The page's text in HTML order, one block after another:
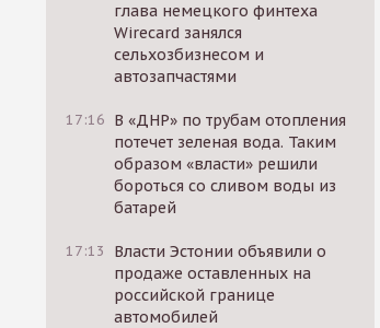
глава немецкого финтеха
Wirecard занялся
сельхозбизнесом и
автозапчастями
17:16 В «ДНР» по трубам отопления
потечет зеленая вода. Таким
образом «власти» решили
бороться со сливом воды из
батарей
17:13
Власти Эстонии объявили о
продаже оставленных на
российской границе
автомобилей